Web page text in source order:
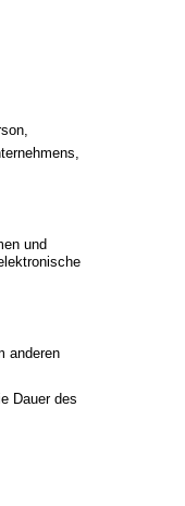
und
anderen
Dauer des